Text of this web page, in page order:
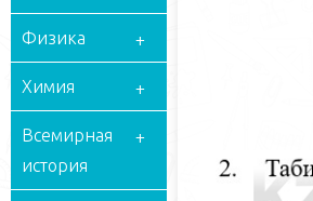
Физика
Химия
Всемирная
история